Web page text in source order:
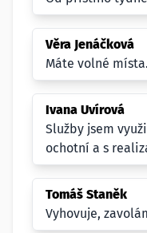
Věra Jenáčková
Máte volné místa.
Ivana Uvírová
Služby jsem
ochotní a s
Tomáš Staněk
Vyhovuje,